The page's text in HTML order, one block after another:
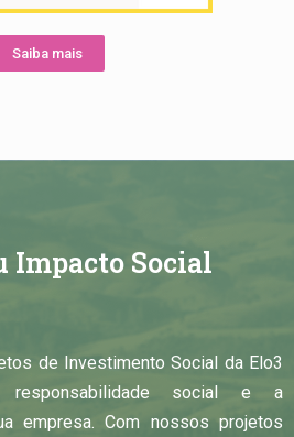
Saiba mais
Impacto Social
de Investimento Social da Elo3
responsabilidade social e a
empresa. Com nossos projetos